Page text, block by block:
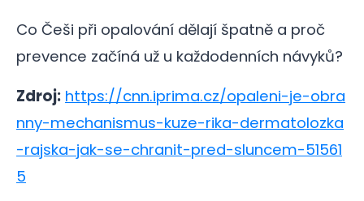
Co Češi při opalování dělají špatně a proč
prevence začíná už u každodenních návyků?
Zdroj: https://cnn.iprima.cz/opaleni-je-obra
nny-mechanismus-kuze-rika-dermatolozka
-rajska-jak-se-chranit-pred-sluncem-51561
5